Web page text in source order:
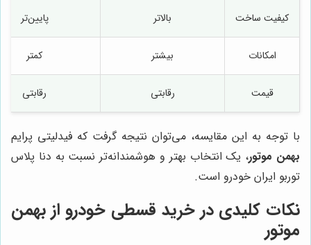
کیفیت ساخت بالاتر پایین‌تر
امکانات بیشتر کمتر
قیمت رقابتی رقابتی
با توجه به این مقایسه، می‌توان نتیجه گرفت که فیدلیتی پرایم
بهمن موتور، یک انتخاب بهتر و هوشمندانه‌تر نسبت به دنا پلاس
توربو ایران خودرو است.
نکات کلیدی در خرید قسطی خودرو ازبهمن
موتور